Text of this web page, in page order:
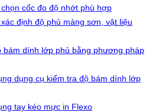
cốc đo độ nhớt phù hợp
định độ phủ màng sơn, vật liệu
bám dính lớp phủ bằng phương pháp
dụng cụ kiểm tra độ bám dính lớp
tay kéo mực in Flexo